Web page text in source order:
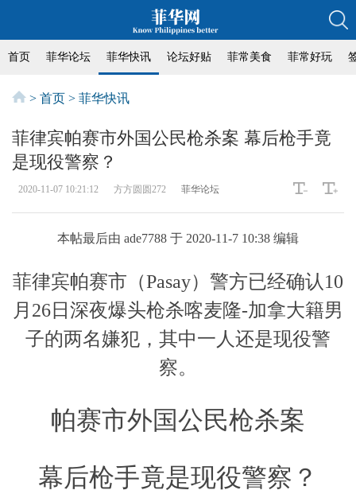
首页 菲华论坛 菲华快讯 论坛好贴 菲常美食 菲常好玩
> 首页 > 菲华快讯
菲律宾帕赛市外国公民枪杀案 幕后枪手竟
是现役警察？
2020-11-07 10:21:12 方方圆圆272 菲华论坛
本帖最后由 ade7788 于 2020-11-7 10:38 编辑
菲律宾帕赛市（Pasay）警方已经确认10
月26日深夜爆头枪杀喀麦隆-加拿大籍男
子的两名嫌犯，其中一人还是现役警
察。
帕赛市外国公民枪杀案
幕后枪手竟是现役警察？